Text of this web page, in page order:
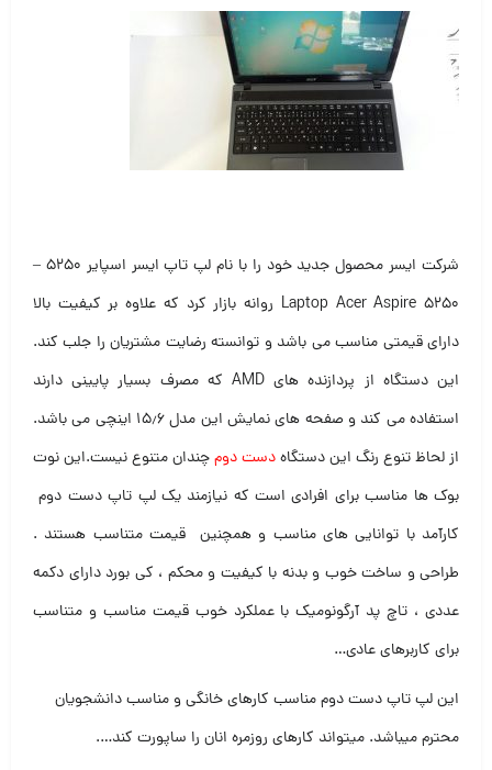
شرکت ایسر محصول جدید خود را با نام لپ تاپ ایسر اسپایر ۵۲۵۰ –
Laptop Acer Aspire 5250 روانه بازار کرد که علاوه بر کیفیت بالا
دارای قیمتی مناسب می باشد و توانسته رضایت مشتریان را جلب کند.
این دستگاه از پردازنده های AMD که مصرف بسیار پایینی دارند
استفاده می کند و صفحه های نمایش این مدل ۱۵٫۶ اینچی می باشد.
از لحاظ تنوع رنگ این دستگاهدست دومچندان متنوع نیست.این نوت
بوک ها مناسب برای افرادی است که نیازمند یک لپ تاپ دست دوم
کارآمد با توانایی های مناسب و همچنین قیمت متناسب هستند .
طراحی و ساخت خوب و بدنه با کیفیت و محکم ، کی بورد دارای دکمه
عددی ، تاچ پد آرگونومیک با عملکرد خوب قیمت مناسب و متناسب
برای کاربرهای عادی…
این لپ تاپ دست دوم مناسب کارهای خانگی و مناسب دانشجویان
محترم میباشد. میتواند کارهای روزمره انان را ساپورت کند….